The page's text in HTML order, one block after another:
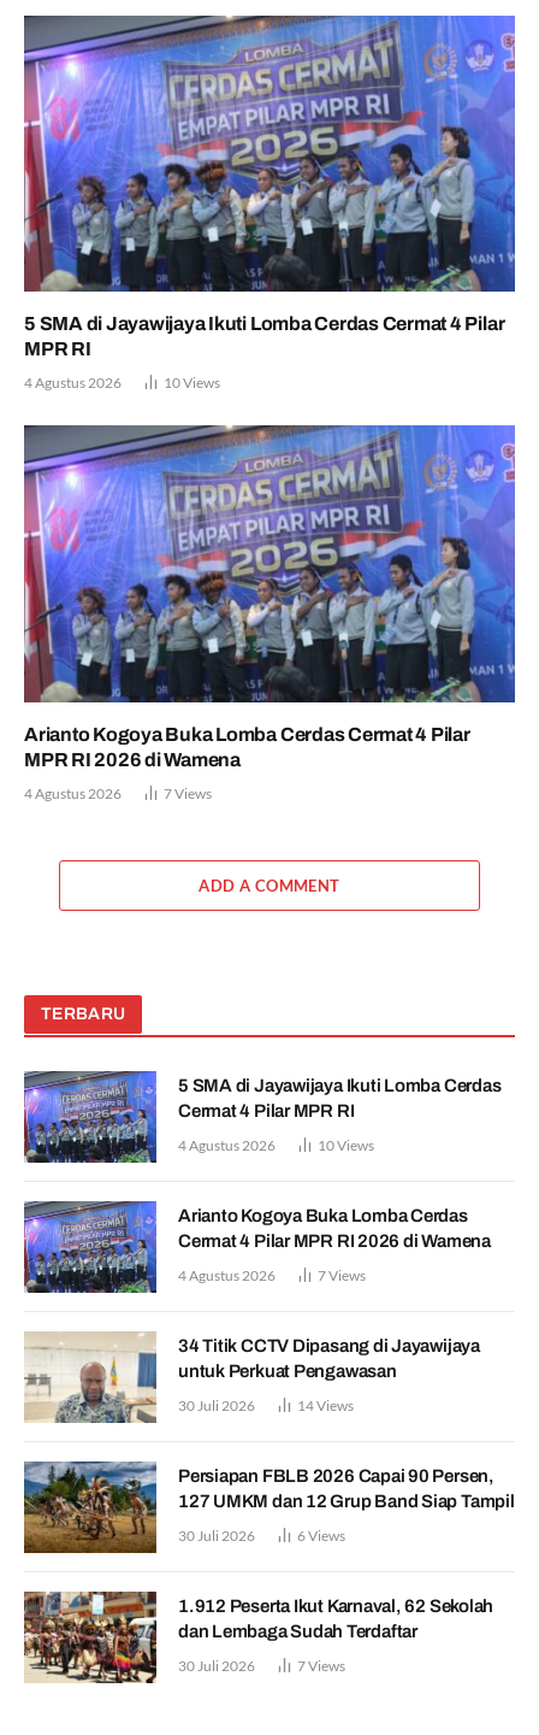
5 SMA di Jayawijaya Ikuti Lomba Cerdas Cermat 4 Pilar
MPR RI
4 Agustus 2026 10Views
Arianto Kogoya Buka Lomba Cerdas Cermat 4 Pilar
MPR RI 2026 di Wamena
4 Agustus 2026 7Views
ADD A COMMENT
TERBARU
5 SMA di Jayawijaya Ikuti Lomba Cerdas
Cermat 4 Pilar MPR RI
4 Agustus 2026 10Views
Arianto Kogoya Buka Lomba Cerdas
Cermat 4 Pilar MPR RI 2026 di Wamena
4 Agustus 2026 7Views
34 Titik CCTV Dipasang di Jayawijaya
untuk Perkuat Pengawasan
30 Juli 2026 14Views
Persiapan FBLB 2026 Capai 90 Persen,
127 UMKM dan 12 Grup Band Siap Tampil
30 Juli 2026 6Views
1.912 Peserta Ikut Karnaval, 62 Sekolah
dan Lembaga Sudah Terdaftar
30 Juli 2026 7Views